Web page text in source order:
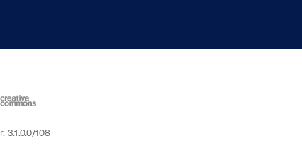
3.1.0.0/108